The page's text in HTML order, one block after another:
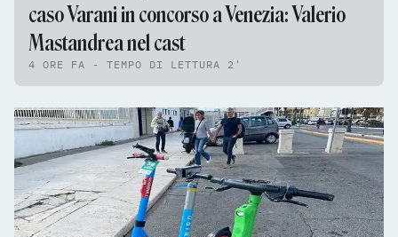
caso Varani in concorso a Venezia: Valerio
Mastandrea nel cast
4 ORE FA - TEMPO DI LETTURA 2'